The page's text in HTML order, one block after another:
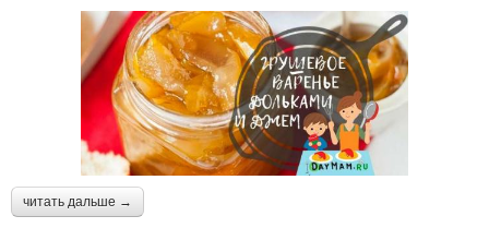
читать дальше →